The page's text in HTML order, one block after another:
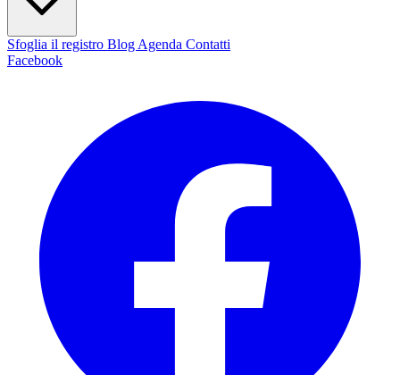
Sfoglia il registro Blog Agenda Contatti
Facebook